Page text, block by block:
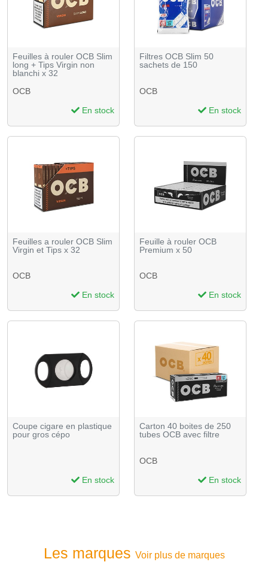
Feuilles à rouler OCB Slim
long + Tips Virgin non
blanchi x 32
OCB
En stock
Filtres OCB Slim 50
sachets de 150
OCB
En stock
Feuilles a rouler OCB Slim
Virgin et Tips x 32
OCB
En stock
Feuille à rouler OCB
Premium x 50
OCB
En stock
Coupe cigare en plastique
pour gros cépo
En stock
Carton 40 boites de 250
tubes OCB avec filtre
OCB
En stock
Les marques Voir plus de marques